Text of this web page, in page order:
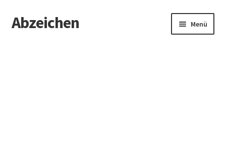
Zur
Navigation
Zum
Inhalt
Abzeichen Menü